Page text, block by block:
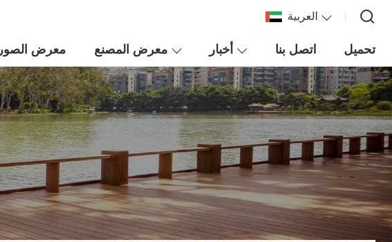
العربية
معرض الصور معرض المصنع أخبار اتصل بنا تحميل